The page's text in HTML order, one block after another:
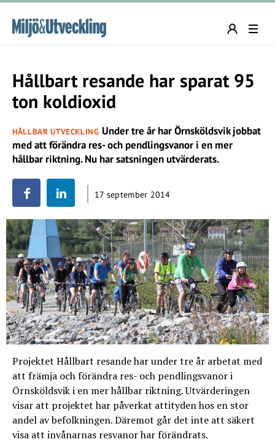
Hållbart resande har sparat 95
ton koldioxid
HÅLLBAR UTVECKLING Under tre år har Örnsköldsvik jobbat
med att förändra res- och pendlingsvanor i en mer
hållbar riktning. Nu har satsningen utvärderats.
17 september 2014
Projektet Hållbart resande har under tre år arbetat med
att främja och förändra res- och pendlingsvanor i
Örnsköldsvik i en mer hållbar riktning. Utvärderingen
visar att projektet har påverkat attityden hos en stor
andel av befolkningen. Däremot går det inte att säkert
visa att invånarnas resvanor har förändrats.